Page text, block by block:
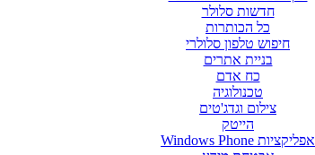
חדשות סלולר
כל הכותרות
חיפוש טלפון סלולרי
בניית אתרים
כח אדם
טכנולוגיה
צילום וגדג'טים
הייטק
אפליקציות Windows Phone